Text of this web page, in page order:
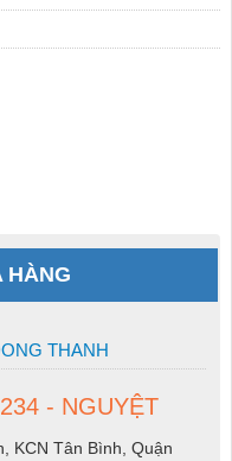
HÀNG
THANH
- NGUYỆT
KCN Tân Bình, Quận